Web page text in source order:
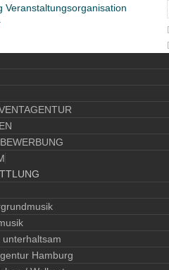
unterhaltsam
Hamburg